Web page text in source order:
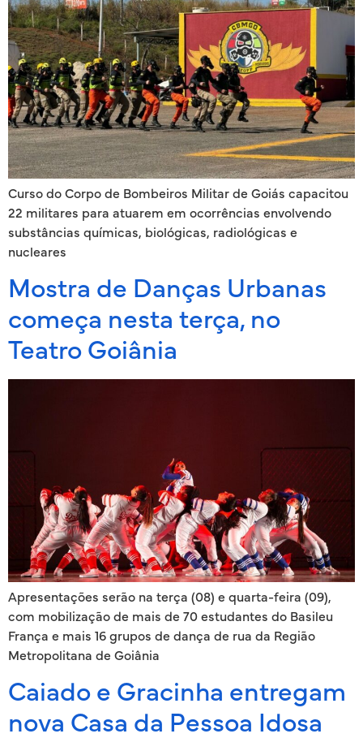
Curso do Corpo de Bombeiros Militar de Goiás capacitou
22 militares para atuarem em ocorrências envolvendo
substâncias químicas, biológicas, radiológicas e
nucleares
Mostra de Danças Urbanas
começa nesta terça, no
Teatro Goiânia
Apresentações serão na terça (08) e quarta-feira (09),
com mobilização de mais de 70 estudantes do Basileu
França e mais 16 grupos de dança de rua da Região
Metropolitana de Goiânia
Caiado e Gracinha entregam
nova Casa da Pessoa Idosa